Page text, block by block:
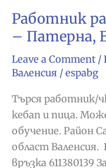
Работник
– Патерна,
Leave a Comment /
Валенсия / espabg
Търся работник/
кебап и пица.
обучение. Район
област
връзка 611380139